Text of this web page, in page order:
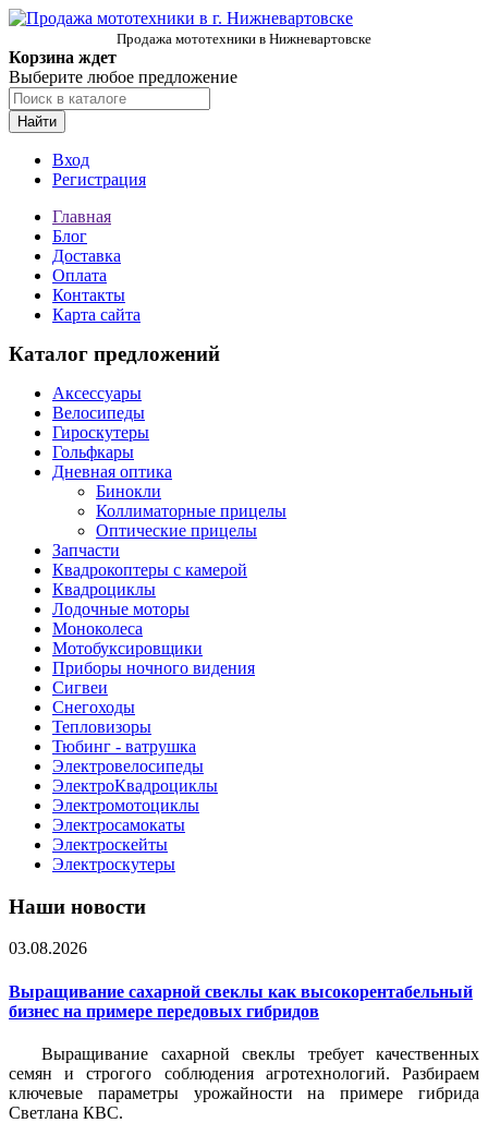
Продажа мототехники в Нижневартовске
Корзина ждет
Выберите любое предложение
Найти
Вход
Регистрация
Главная
Блог
Доставка
Оплата
Контакты
Карта сайта
Каталог предложений
Аксессуары
Велосипеды
Гироскутеры
Гольфкары
Дневная оптика
Бинокли
Коллиматорные прицелы
Оптические прицелы
Запчасти
Квадрокоптеры с камерой
Квадроциклы
Лодочные моторы
Моноколеса
Мотобуксировщики
Приборы ночного видения
Сигвеи
Снегоходы
Тепловизоры
Тюбинг - ватрушка
Электровелосипеды
ЭлектроКвадроциклы
Электромотоциклы
Электросамокаты
Электроскейты
Электроскутеры
Наши новости
03.08.2026
Выращивание сахарной свеклы как высокорентабельный
бизнес на примере передовых гибридов
Выращивание сахарной свеклы требует качественных
семян и строгого соблюдения агротехнологий. Разбираем
ключевые параметры урожайности на примере гибрида
Светлана КВС.